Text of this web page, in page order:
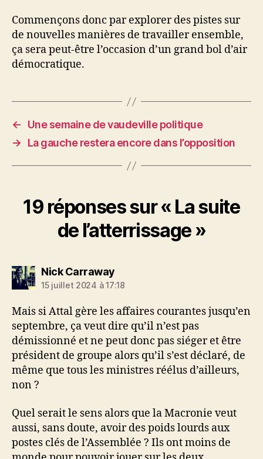
Commençons donc par explorer des pistes sur
de nouvelles manières de travailler ensemble,
ça sera peut-être l’occasion d’un grand bol d’air
démocratique.
←
Une semaine de vaudeville politique
→
La gauche restera encore dans l’opposition
19 réponses sur « La suite
de l’atterrissage »
Nick Carrawaydit :
15 juillet 2024 à 17:18
Mais si Attal gère les affaires courantes jusqu’en
septembre, ça veut dire qu’il n’est pas
démissionné et ne peut donc pas siéger et être
président de groupe alors qu’il s’est déclaré, de
même que tous les ministres réélus d’ailleurs,
non ?
Quel serait le sens alors que la Macronie veut
aussi, sans doute, avoir des poids lourds aux
postes clés de l’Assemblée ? Ils ont moins de